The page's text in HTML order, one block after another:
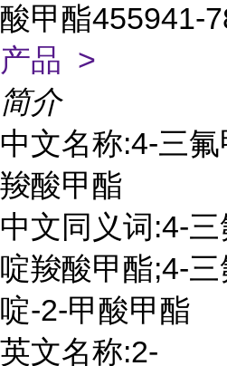
酸甲酯455941-
产品 >
简介
中文名称:4-三
羧酸甲酯
中文同义词:4-
啶羧酸甲酯;4-
啶-2-甲酸甲酯
英文名称:2-